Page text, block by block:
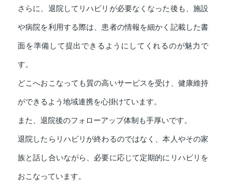
さらに、退院してリハビリが必要なくなった後も、施設
や病院を利用する際は、患者の情報を細かく記載した書
面を準備して提出できるようにしてくれるのが魅力で
す。
どこへおこなっても質の高いサービスを受け、健康維持
ができるよう地域連携を心掛けています。
また、退院後のフォローアップ体制も手厚いです。
退院したらリハビリが終わるのではなく、本人やその家
族と話し合いながら、必要に応じて定期的にリハビリを
おこなっています。